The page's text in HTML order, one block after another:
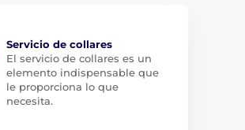
Servicio de collares
El servicio de collares es un
elemento indispensable que
le proporciona lo que
necesita.